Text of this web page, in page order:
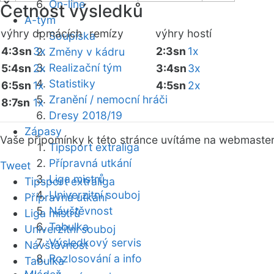
On-line
A-tým
Soupiska
Změny v kádru
Realizační tým
Statistiky
Zranění / nemocní hráči
Dresy 2018/19
Zápasy
Tipsport extraliga
Přípravná utkání
Liga mistrů
Univerzitní souboj
Návštěvnost
Tabulka
Výsledkový servis
Rozlosování a info
Četnost výsledků
výhry domácíchremízy výhry hostí
4:3sn3x
5:4sn 2x
6:5sn 1x
8:7sn 1x
2:3sn 1x
3:4sn3x
4:5sn 2x
Vaše připomínky k této stránce uvítáme na webmaster
Tweet
Tipsport extraliga
Přípravná utkání
Liga mistrů
Univerzitní souboj
Návštěvnost
Tabulka